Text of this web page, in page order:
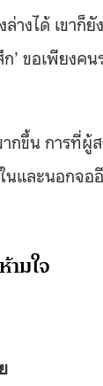
างได้ เขาก็
’ ขอเพียง
กขึ้น การที่ผู้
นและนอกจอ
ามใจ